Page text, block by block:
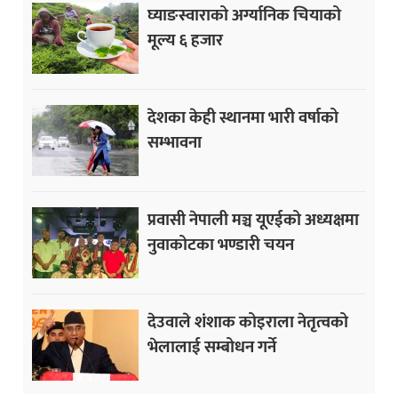
घ्याङस्वाराको अर्ग्यानिक चियाको
मूल्य ६ हजार
देशका केही स्थानमा भारी वर्षाको
सम्भावना
प्रवासी नेपाली मञ्च यूएईको अध्यक्षमा
नुवाकोटका भण्डारी चयन
देउवाले शंशाक कोइराला नेतृत्वको
भेलालाई सम्बोधन गर्ने